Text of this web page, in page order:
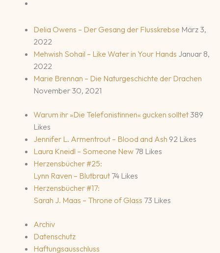
Delia Owens – Der Gesang der Flusskrebse März 3,
2022
Mehwish Sohail – Like Water in Your Hands Januar 8,
2022
Marie Brennan – Die Naturgeschichte der Drachen
November 30, 2021
Warum ihr »Die Telefonistinnen« gucken solltet 389
Likes
Jennifer L. Armentrout – Blood and Ash 92 Likes
Laura Kneidl – Someone New 78 Likes
Herzensbücher #25:
Lynn Raven – Blutbraut 74 Likes
Herzensbücher #17:
Sarah J. Maas – Throne of Glass 73 Likes
Archiv
Datenschutz
Haftungsausschluss